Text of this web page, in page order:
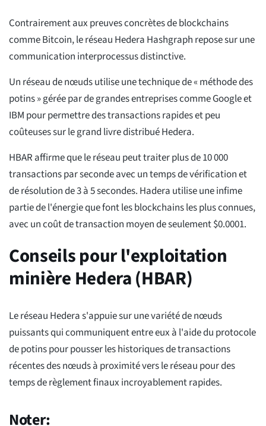
Contrairement aux preuves concrètes de blockchains
comme Bitcoin, le réseau Hedera Hashgraph repose sur une
communication interprocessus distinctive.
Un réseau de nœuds utilise une technique de « méthode des
potins » gérée par de grandes entreprises comme Google et
IBM pour permettre des transactions rapides et peu
coûteuses sur le grand livre distribué Hedera.
HBAR affirme que le réseau peut traiter plus de 10 000
transactions par seconde avec un temps de vérification et
de résolution de 3 à 5 secondes. Hadera utilise une infime
partie de l'énergie que font les blockchains les plus connues,
avec un coût de transaction moyen de seulement $0.0001.
Conseils pour l'exploitation
minière Hedera (HBAR)
Le réseau Hedera s'appuie sur une variété de nœuds
puissants qui communiquent entre eux à l'aide du protocole
de potins pour pousser les historiques de transactions
récentes des nœuds à proximité vers le réseau pour des
temps de règlement finaux incroyablement rapides.
Noter: